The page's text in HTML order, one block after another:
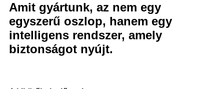
Amit gyártunk, az nem egy
egyszerű oszlop, hanem egy
intelligens rendszer, amely
biztonságot nyújt.